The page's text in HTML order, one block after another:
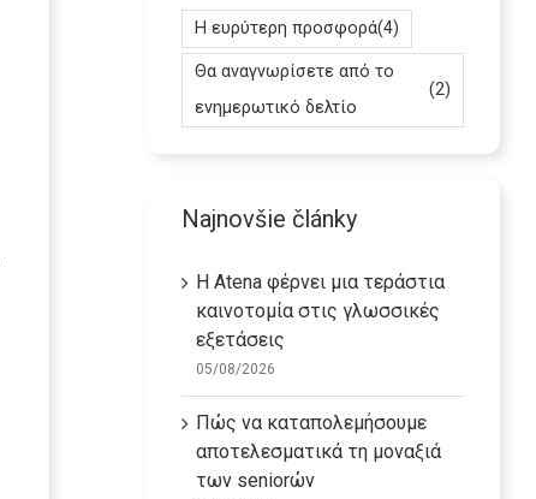
Η ευρύτερη προσφορά(4)
Θα αναγνωρίσετε από το
ενημερωτικό δελτίο
(2)
Najnovšie články
Η Atena φέρνει μια τεράστια
καινοτομία στις γλωσσικές
εξετάσεις
05/08/2026
Πώς να καταπολεμήσουμε
αποτελεσματικά τη μοναξιά
των seniorών